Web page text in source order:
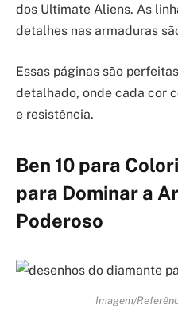
dos Ultimate Aliens. As
detalhes nas armaduras
Essas páginas são
detalhado, onde cada cor
e resistência.
Ben 10 para
para Dominar a
Poderoso
Imagem/